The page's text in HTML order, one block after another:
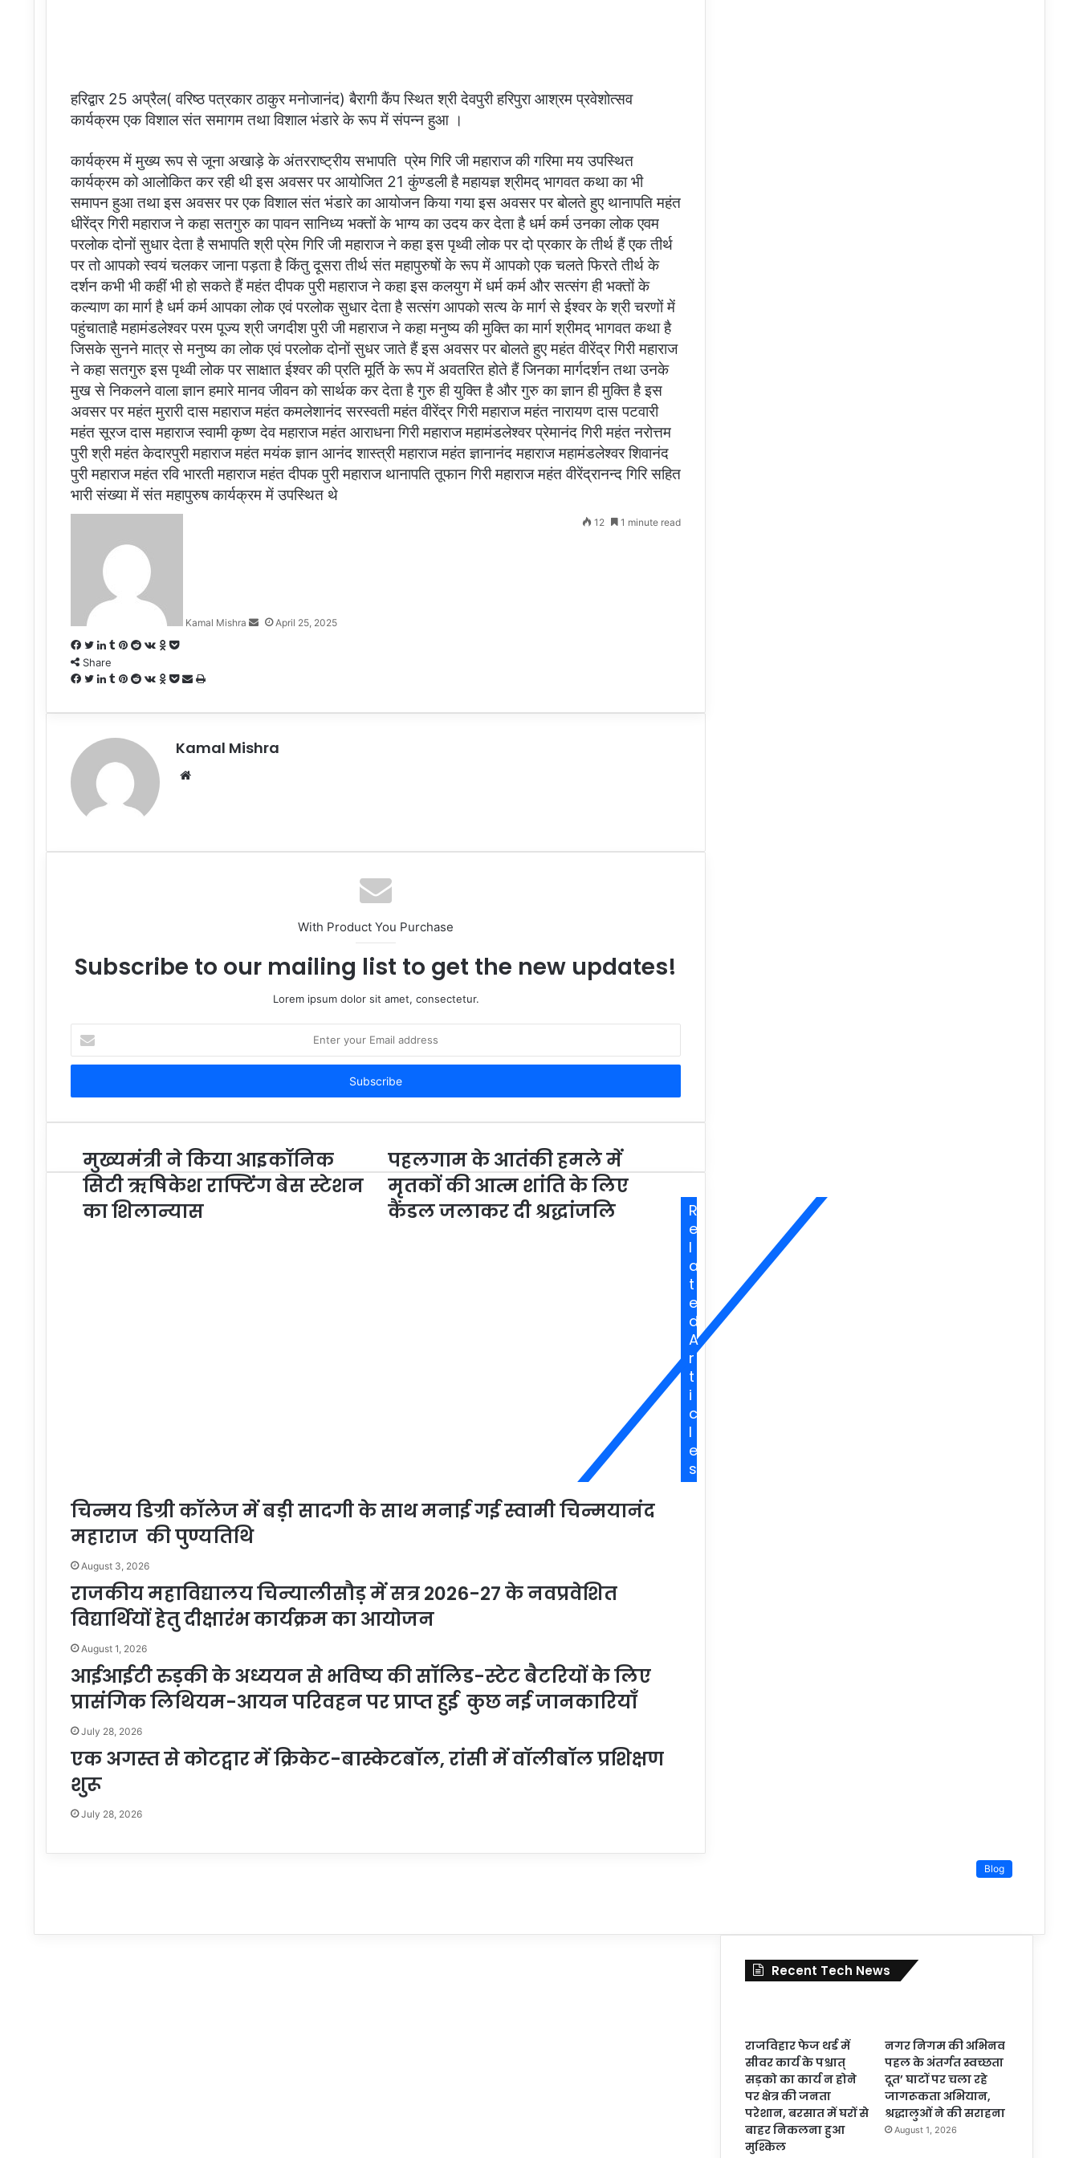
हरिद्वार 25 अप्रैल( वरिष्ठ पत्रकार ठाकुर मनोजानंद) बैरागी कैंप स्थित श्री देवपुरी हरिपुरा आश्रम प्रवेशोत्सव
कार्यक्रम एक विशाल संत समागम तथा विशाल भंडारे के रूप में संपन्न हुआ ।
कार्यक्रम में मुख्य रूप से जूना अखाड़े के अंतरराष्ट्रीय सभापति प्रेम गिरि जी महाराज की गरिमा मय उपस्थित
कार्यक्रम को आलोकित कर रही थी इस अवसर पर आयोजित 21 कुंण्डली है महायज्ञ श्रीमद् भागवत कथा का भी
समापन हुआ तथा इस अवसर पर एक विशाल संत भंडारे का आयोजन किया गया इस अवसर पर बोलते हुए थानापति महंत
धीरेंद्र गिरी महाराज ने कहा सतगुरु का पावन सानिध्य भक्तों के भाग्य का उदय कर देता है धर्म कर्म उनका लोक एवम
परलोक दोनों सुधार देता है सभापति श्री प्रेम गिरि जी महाराज ने कहा इस पृथ्वी लोक पर दो प्रकार के तीर्थ हैं एक तीर्थ
पर तो आपको स्वयं चलकर जाना पड़ता है किंतु दूसरा तीर्थ संत महापुरुषों के रूप में आपको एक चलते फिरते तीर्थ के
दर्शन कभी भी कहीं भी हो सकते हैं महंत दीपक पुरी महाराज ने कहा इस कलयुग में धर्म कर्म और सत्संग ही भक्तों के
कल्याण का मार्ग है धर्म कर्म आपका लोक एवं परलोक सुधार देता है सत्संग आपको सत्य के मार्ग से ईश्वर के श्री चरणों में
पहुंचाताहै महामंडलेश्वर परम पूज्य श्री जगदीश पुरी जी महाराज ने कहा मनुष्य की मुक्ति का मार्ग श्रीमद् भागवत कथा है
जिसके सुनने मात्र से मनुष्य का लोक एवं परलोक दोनों सुधर जाते हैं इस अवसर पर बोलते हुए महंत वीरेंद्र गिरी महाराज
ने कहा सतगुरु इस पृथ्वी लोक पर साक्षात ईश्वर की प्रति मूर्ति के रूप में अवतरित होते हैं जिनका मार्गदर्शन तथा उनके
मुख से निकलने वाला ज्ञान हमारे मानव जीवन को सार्थक कर देता है गुरु ही युक्ति है और गुरु का ज्ञान ही मुक्ति है इस
अवसर पर महंत मुरारी दास महाराज महंत कमलेशानंद सरस्वती महंत वीरेंद्र गिरी महाराज महंत नारायण दास पटवारी
महंत सूरज दास महाराज स्वामी कृष्ण देव महाराज महंत आराधना गिरी महाराज महामंडलेश्वर प्रेमानंद गिरी महंत नरोत्तम
पुरी श्री महंत केदारपुरी महाराज महंत मयंक ज्ञान आनंद शास्त्री महाराज महंत ज्ञानानंद महाराज महामंडलेश्वर शिवानंद
पुरी महाराज महंत रवि भारती महाराज महंत दीपक पुरी महाराज थानापति तूफान गिरी महाराज महंत वीरेंद्रानन्द गिरि सहित
भारी संख्या में संत महापुरुष कार्यक्रम में उपस्थित थे
Kamal Mishra April 25, 2025
12 1 minute read
Facebook
Twitter
LinkedIn
Tumblr
Pinterest
RedditVKontakte
Odnoklassniki
Pocket
Share
Facebook
Twitter
LinkedIn
Tumblr
Pinterest
RedditVKontakte
Odnoklassniki
Pocket
Share
Email
Print
Kamal Mishra
Website
With Product You Purchase
Subscribe to our mailing list to get the new updates!
Lorem ipsum dolor sit amet, consectetur.
your
Email
मुख्यमंत्री ने किया आइकॉनिक
सिटी ऋषिकेश राफ्टिंग बेस स्टेशन
का शिलान्यास
पहलगाम के आतंकी हमले में
मृतकों की आत्म शांति के लिए
कैंडल जलाकर दी श्रद्धांजलि
R
e
l
a
t
e
d
A
r
t
i
c
l
e
s
चिन्मय डिग्री कॉलेज में बड़ी सादगी के साथ मनाई गई स्वामी चिन्मयानंद
महाराज की पुण्यतिथि
August 3, 2026
राजकीय महाविद्यालय चिन्यालीसौड़ में सत्र 2026-27 के नवप्रवेशित
विद्यार्थियों हेतु दीक्षारंभ कार्यक्रम का आयोजन
August 1, 2026
आईआईटी रुड़की के अध्ययन से भविष्य की सॉलिड-स्टेट बैटरियों के लिए
प्रासंगिक लिथियम-आयन परिवहन पर प्राप्त हुई कुछ नई जानकारियाँ
July 28, 2026
एक अगस्त से कोटद्वार में क्रिकेट-बास्केटबॉल, रांसी में वॉलीबॉल प्रशिक्षण
शुरू
July 28, 2026
Blog
Recent Tech News
राजविहार फेज थर्ड में
सीवर कार्य के पश्चात्
सड़को का कार्य न होने
पर क्षेत्र की जनता
परेशान, बरसात में घरों से
बाहर निकलना हुआ
मुश्किल
नगर निगम की अभिनव
पहल के अंतर्गत स्वच्छता
दूत’ घाटों पर चला रहे
जागरूकता अभियान,
श्रद्धालुओं ने की सराहना
August 1, 2026